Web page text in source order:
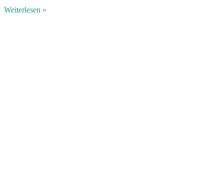
Weiterlesen »